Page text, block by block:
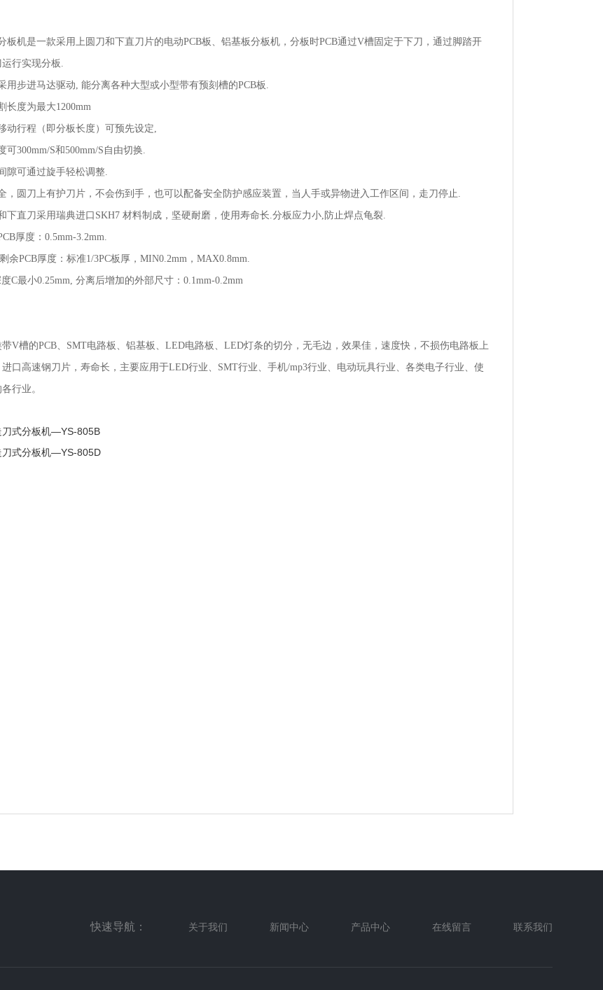
板机是一款采用上圆刀和下直刀片的电动PCB板、铝基板分板机，分板时PCB通过V槽固定于下刀，通过脚踏开
行实现分板.
用步进马达驱动, 能分离各种大型或小型带有预刻槽的PCB板.
长度为最大1200mm
动行程（即分板长度）可预先设定,
可300mm/S和500mm/S自由切换.
隙可通过旋手轻松调整.
，圆刀上有护刀片，不会伤到手，也可以配备安全防护感应装置，当人手或异物进入工作区间，走刀停止.
下直刀采用瑞典进口SKH7 材料制成，坚硬耐磨，使用寿命长.分板应力小,防止焊点龟裂.
厚度：0.5mm-3.2mm.
余PCB厚度：标准1/3PC板厚，MIN0.2mm，MAX0.8mm.
C最小0.25mm, 分离后增加的外部尺寸：0.1mm-0.2mm
V槽的PCB、SMT电路板、铝基板、LED电路板、LED灯条的切分，无毛边，效果佳，速度快，不损伤电路板上
口高速钢刀片，寿命长，主要应用于LED行业、SMT行业、手机/mp3行业、电动玩具行业、各类电子行业、使
行业。
刀式分板机—YS-805B
刀式分板机—YS-805D
快速导航： 关于我们 新闻中心 产品中心 在线留言 联系我们